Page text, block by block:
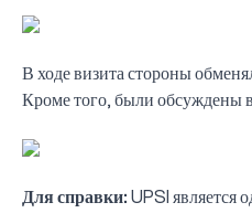
В ходе визита стороны
Кроме того, были обсуждены
Для справки: UPSI является